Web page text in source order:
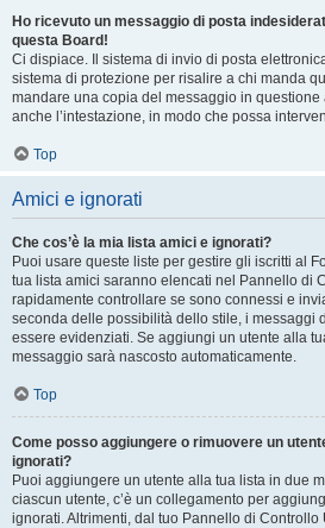
Ho ricevuto un messaggio di posta
questa Board!
Ci dispiace. Il sistema di invio di posta
sistema di protezione per risalire a chi manda
mandare una copia del messaggio in questione
anche l’intestazione, in modo che possa
Top
Amici e ignorati
Che cos’è la mia lista amici e ignorati?
Puoi usare queste liste per gestire gli iscritti al
tua lista amici saranno elencati nel Pannello di
rapidamente controllare se sono connessi e
seconda delle possibilità dello stile, i messaggi
essere evidenziati. Se aggiungi un utente alla
messaggio sarà nascosto automaticamente.
Top
Come posso aggiungere o rimuovere un
ignorati?
Puoi aggiungere un utente alla tua lista in due
ciascun utente, c’è un collegamento per
ignorati. Altrimenti, dal tuo Pannello di